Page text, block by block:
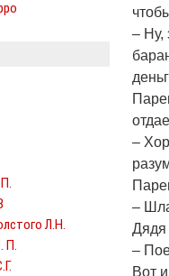
Л.Н.
П.
– Ну,
–
–
Дядя
–
Вот